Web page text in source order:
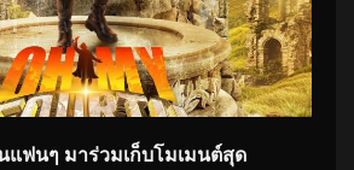
นแฟนๆ มาร่วมเก็บโมเมนต์สุด